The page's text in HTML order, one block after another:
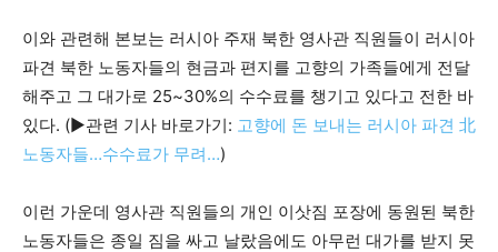
이와 관련해 본보는 러시아 주재 북한 영사관 직원들이 러시아
파견 북한 노동자들의 현금과 편지를 고향의 가족들에게 전달
해주고 그 대가로 25~30%의 수수료를 챙기고 있다고 전한 바
있다. (▶관련 기사 바로가기: 고향에 돈 보내는 러시아 파견 北
노동자들…수수료가 무려…)
이런 가운데 영사관 직원들의 개인 이삿짐 포장에 동원된 북한
노동자들은 종일 짐을 싸고 날랐음에도 아무런 대가를 받지 못